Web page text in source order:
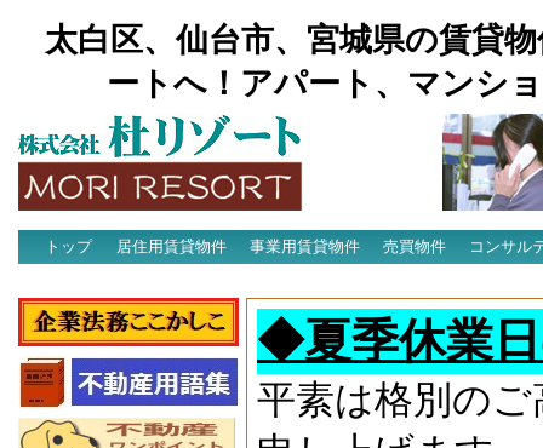
太白区、仙台市、宮城県の賃貸
ートへ！アパート、マンシ
トップ 居住用賃貸物件 事業用賃貸物件 売買物件
コンサル
◆夏季休業
平素は格別の